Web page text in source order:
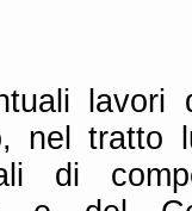
lavori
nel tratto
di